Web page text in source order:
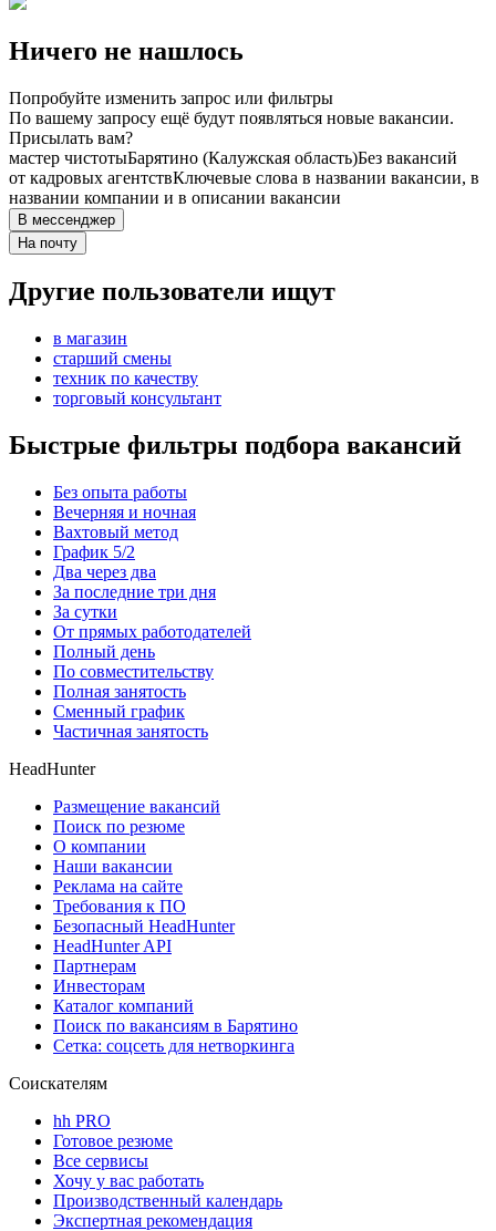
Ничего не нашлось
Попробуйте изменить запрос или фильтры
По вашему запросу ещё будут появляться новые вакансии.
Присылать вам?
мастер чистотыБарятино (Калужская область)Без вакансий
от кадровых агентствКлючевые слова в названии вакансии, в
названии компании и в описании вакансии
В мессенджер
На почту
Другие пользователи ищут
в магазин
старший смены
техник по качеству
торговый консультант
Быстрые фильтры подбора вакансий
Без опыта работы
Вечерняя и ночная
Вахтовый метод
График 5/2
Два через два
За последние три дня
За сутки
От прямых работодателей
Полный день
По совместительству
Полная занятость
Сменный график
Частичная занятость
HeadHunter
Размещение вакансий
Поиск по резюме
О компании
Наши вакансии
Реклама на сайте
Требования к ПО
Безопасный HeadHunter
HeadHunter API
Партнерам
Инвесторам
Каталог компаний
Поиск по вакансиям в Барятино
Сетка: соцсеть для нетворкинга
Соискателям
hh PRO
Готовое резюме
Все сервисы
Хочу у вас работать
Производственный календарь
Экспертная рекомендация